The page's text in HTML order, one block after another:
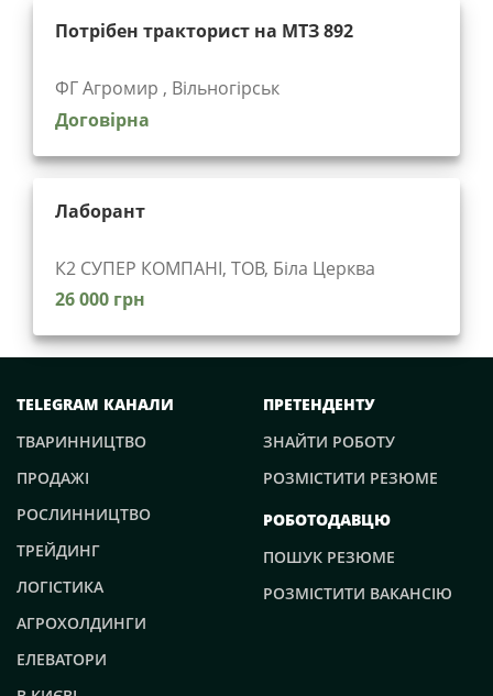
Потрібен тракторист на МТЗ 892
ФГ Агромир , Вільногірськ
Договірна
Лаборант
К2 СУПЕР КОМПАНІ, ТОВ, Біла Церква
26 000 грн
TELEGRAM КАНАЛИ
ТВАРИННИЦТВО
ПРОДАЖІ
РОСЛИННИЦТВО
ТРЕЙДИНГ
ЛОГІСТИКА
АГРОХОЛДИНГИ
ЕЛЕВАТОРИ
ПРЕТЕНДЕНТУ
ЗНАЙТИ РОБОТУ
РОЗМІСТИТИ РЕЗЮМЕ
РОБОТОДАВЦЮ
ПОШУК РЕЗЮМЕ
РОЗМІСТИТИ ВАКАНСІЮ